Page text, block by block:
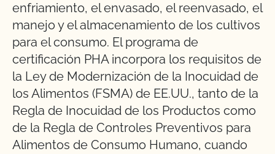
enfriamiento, el envasado, el reenvasado, el
manejo y el almacenamiento de los cultivos
para el consumo. El programa de
certificación PHA incorpora los requisitos de
la Ley de Modernización de la Inocuidad de
los Alimentos (FSMA) de EE.UU., tanto de la
Regla de Inocuidad de los Productos como
de la Regla de Controles Preventivos para
Alimentos de Consumo Humano, cuando